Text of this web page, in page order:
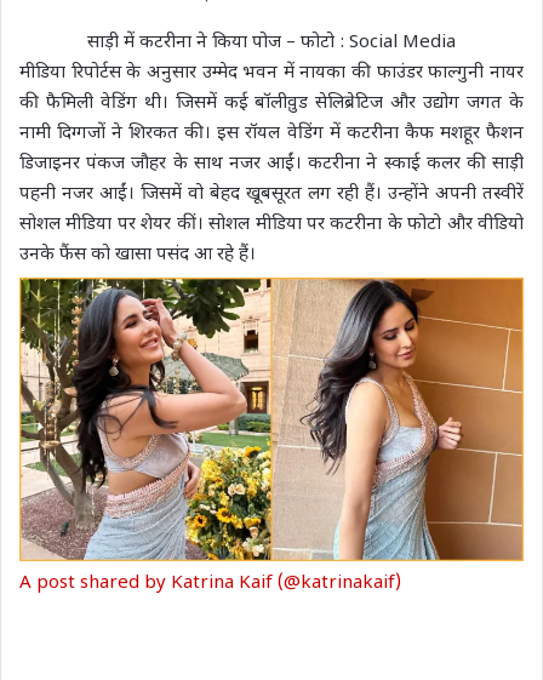
साड़ी में कटरीना ने किया पोज – फोटो : Social Media
मीडिया रिपोर्टस के अनुसार उम्मेद भवन में नायका की फाउंडर फाल्गुनी नायर
की फैमिली वेडिंग थी। जिसमें कई बॉलीवु़ड सेलिब्रेटिज और उद्योग जगत के
नामी दिग्गजों ने शिरकत की। इस रॉयल वेडिंग में कटरीना कैफ मशहूर फैशन
डिजाइनर पंकज जौहर के साथ नजर आईं। कटरीना ने स्काई कलर की साड़ी
पहनी नजर आईं। जिसमें वो बेहद खूबसूरत लग रही हैं। उन्होंने अपनी तस्वीरें
सोशल मीडिया पर शेयर कीं। सोशल मीडिया पर कटरीना के फोटो और वीडियो
उनके फैंस को खासा पसंद आ रहे हैं।
A post shared by Katrina Kaif (@katrinakaif)